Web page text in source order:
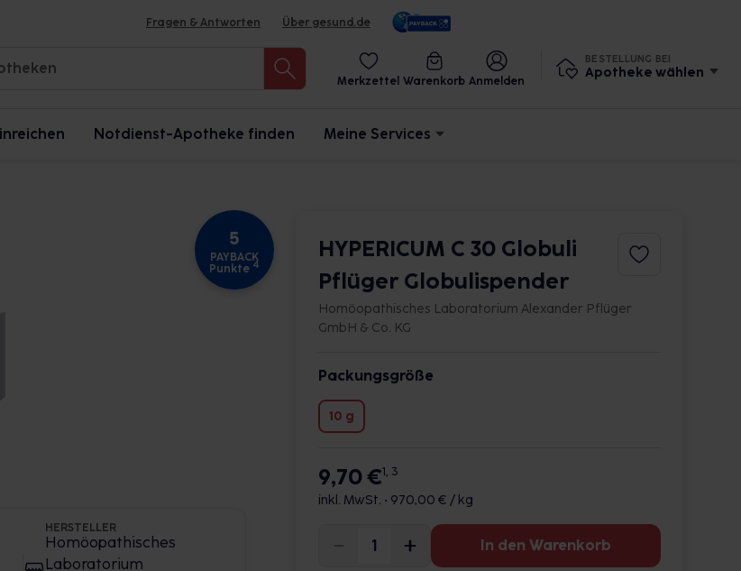
Fragen & Antworten Über gesund.de
Merkzettel Warenkorb Anmelden
BESTELLUNG BEI
Apotheke wählen
Notdienst-Apotheke finden Meine Services
5
PAYBACK
Punkte 4
HERSTELLER
Homöopathisches
Laboratorium
HYPERICUM C 30 Globuli
Pflüger Globulispender
Homöopathisches Laboratorium Alexander Pflüger
GmbH & Co. KG
Packungsgröße
10 g
9,70 €1, 3
inkl. MwSt. • 970,00 € / kg
In den Warenkorb